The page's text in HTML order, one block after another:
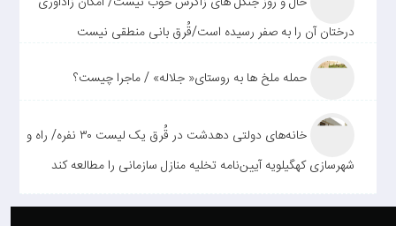
درختان آن را به صفر رسیده است/قُرق بانی منطقی نیست
حمله ملخ ها به روستای« جلاله» / ماجرا چیست؟
خانه‌های دولتی دهدشت در قُرق یک لیست ۳۰ نفره/ راه و
شهرسازی کهگیلویه آیین‌نامه تخلیه منازل سازمانی را مطالعه کند